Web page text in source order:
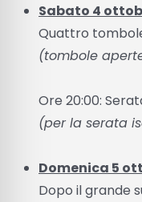
Sabato 4
Quattro
(tombole
Ore 20:00:
(per la serata
Domenica 5
Dopo il grande